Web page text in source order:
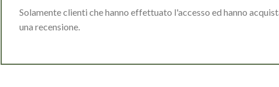
Solamente clienti che hanno effettuato l'accesso ed hanno
una recensione.